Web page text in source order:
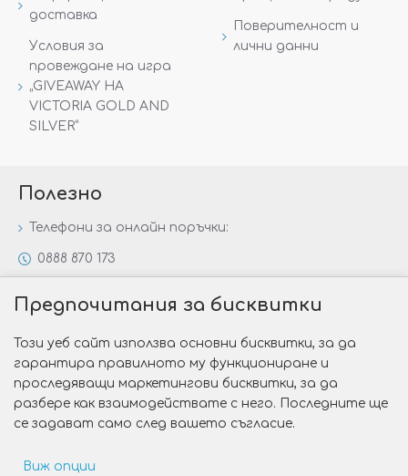
доставка
Условия за
провеждане на игра
„GIVEAWAY НА
VICTORIA GOLD AND
SILVER“
Поверителност и
лични данни
Полезно
Телефони за онлайн поръчки:
0888 870 173
Специални предложения
Защо да изберете Victoria Gold&Silver?
Как да изберем годежен пръстен?
Предпочитания за бисквитки
Този уеб сайт използва основни бисквитки, за да
гарантира правилното му функциониране и
проследяващи маркетингови бисквитки, за да
разбере как взаимодействате с него. Последните ще
се задават само след вашето съгласие.
Виж опции